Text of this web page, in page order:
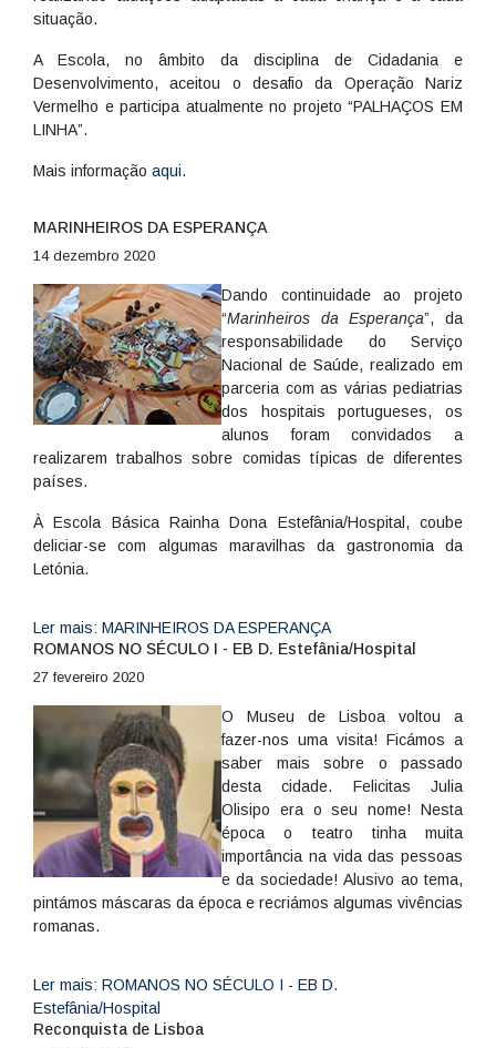
situação.
A Escola, no âmbito da disciplina de Cidadania e
Desenvolvimento, aceitou o desafio da Operação Nariz
Vermelho e participa atualmente no projeto “PALHAÇOS EM
LINHA”.
Mais informação aqui.
MARINHEIROS DA ESPERANÇA
14 dezembro 2020
Dando continuidade ao projeto
“Marinheiros da Esperança”, da
responsabilidade do Serviço
Nacional de Saúde, realizado em
parceria com as várias pediatrias
dos hospitais portugueses, os
alunos foram convidados a
realizarem trabalhos sobre comidas típicas de diferentes
países.
À Escola Básica Rainha Dona Estefânia/Hospital, coube
deliciar-se com algumas maravilhas da gastronomia da
Letónia.
Ler mais: MARINHEIROS DA ESPERANÇA
ROMANOS NO SÉCULO I - EB D. Estefânia/Hospital
27 fevereiro 2020
O Museu de Lisboa voltou a
fazer-nos uma visita! Ficámos a
saber mais sobre o passado
desta cidade. Felicitas Julia
Olisipo era o seu nome! Nesta
época o teatro tinha muita
importância na vida das pessoas
e da sociedade! Alusivo ao tema,
pintámos máscaras da época e recriámos algumas vivências
romanas.
Ler mais: ROMANOS NO SÉCULO I - EB D.
Estefânia/Hospital
Reconquista de Lisboa